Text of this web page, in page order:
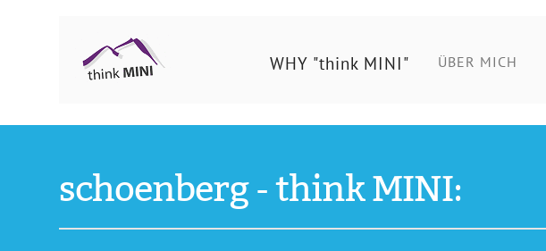
Ing.
Schönberg
Christian
WHY "think MINI" ÜBER MICH
schoenberg - think MINI: